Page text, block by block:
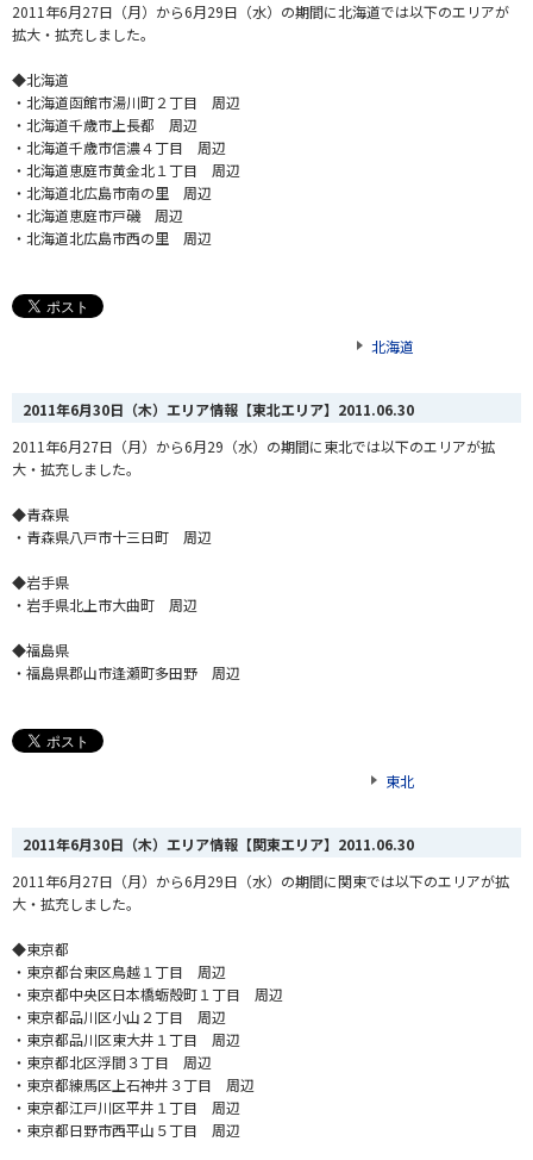
2011年6月27日（月）から6月29日（水）の期間に北海道では以下のエリアが
拡大・拡充しました。
◆北海道
・北海道函館市湯川町２丁目 周辺
・北海道千歳市上長都 周辺
・北海道千歳市信濃４丁目 周辺
・北海道恵庭市黄金北１丁目 周辺
・北海道北広島市南の里 周辺
・北海道恵庭市戸磯 周辺
・北海道北広島市西の里 周辺
北海道
2011年6月30日（木）エリア情報【東北エリア】 2011.06.30
2011年6月27日（月）から6月29（水）の期間に東北では以下のエリアが拡
大・拡充しました。
◆青森県
・青森県八戸市十三日町 周辺
◆岩手県
・岩手県北上市大曲町 周辺
◆福島県
・福島県郡山市逢瀬町多田野 周辺
東北
2011年6月30日（木）エリア情報【関東エリア】 2011.06.30
2011年6月27日（月）から6月29日（水）の期間に関東では以下のエリアが拡
大・拡充しました。
◆東京都
・東京都台東区鳥越１丁目 周辺
・東京都中央区日本橋蛎殻町１丁目 周辺
・東京都品川区小山２丁目 周辺
・東京都品川区東大井１丁目 周辺
・東京都北区浮間３丁目 周辺
・東京都練馬区上石神井３丁目 周辺
・東京都江戸川区平井１丁目 周辺
・東京都日野市西平山５丁目 周辺